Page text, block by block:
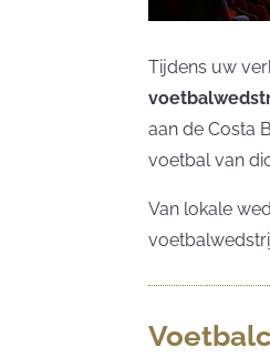
Tijdens uw
aan de Costa
voetbal van
Van lokale